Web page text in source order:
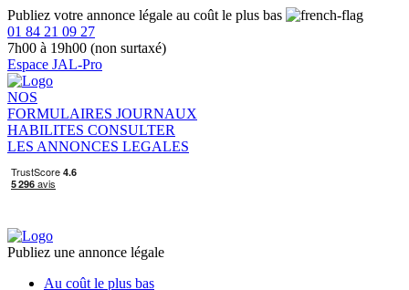
Publiez votre annonce légale au coût le plus bas
01 84 21 09 27
7h00 à 19h00 (non surtaxé)
Espace JAL-Pro
NOS
FORMULAIRES JOURNAUX
HABILITES CONSULTER
LES ANNONCES LEGALES
Publiez une annonce légale
Au coût le plus bas